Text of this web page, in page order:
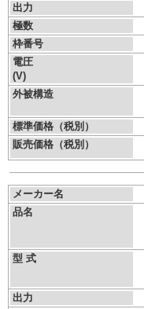
出力
極数
枠番号
電圧
(V)
外被構造
標準価格（税別）
販売価格（税別）
メーカー名
品名
型 式
出力